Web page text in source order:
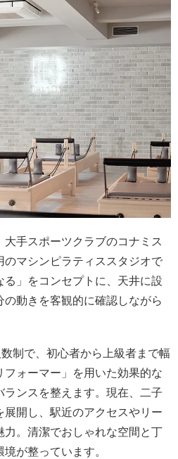
大手スポーツクラブのコナミス
のマシンピラティススタジオで
」をコンセプトに、天井に設
動きを客観的に確認しながら
制で、初心者から上級者まで幅
フォーマー」を用いた効果的な
ランスを整えます。現在、二子
開し、駅近のアクセスやリー
力。清潔でおしゃれな空間と丁
が整っています。